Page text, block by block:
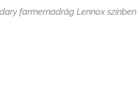
farmernadrág Lennox színben